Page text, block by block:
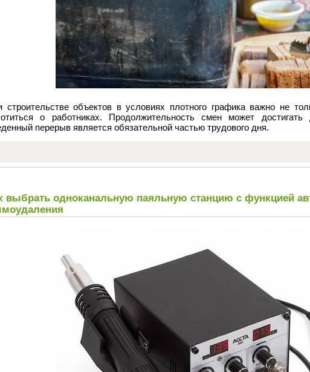
строительстве объектов в условиях плотного графика важно не
о работниках. Продолжительность смен может
перерыв является обязательной частью трудового дня.
выбрать одноканальную паяльную станцию с функцией